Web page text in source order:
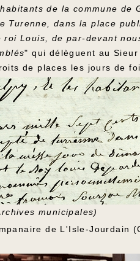
de la commune de
Turenne, dans la place
Louis, de par-devant
" qui délèguent au
de places les jours de
municipales)
de L'Isle-Jourdain